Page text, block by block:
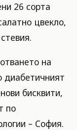
26 сорта
цвекло,
на
диабетичният
бисквити,
по
– София.